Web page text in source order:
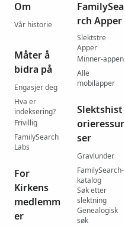
Om
Vår historie
Måter å
bidra på
Engasjer deg
Hva er
indeksering?
Frivillig
FamilySearch
Labs
For
Kirkens
medlemm
er
FamilySea
rch Apper
Slektstre
Apper
Minner-appen
Alle
mobilapper
Slektshist
orieressur
ser
Gravlunder
FamilySearch-
katalog
Søk etter
slektning
Genealogisk
søk